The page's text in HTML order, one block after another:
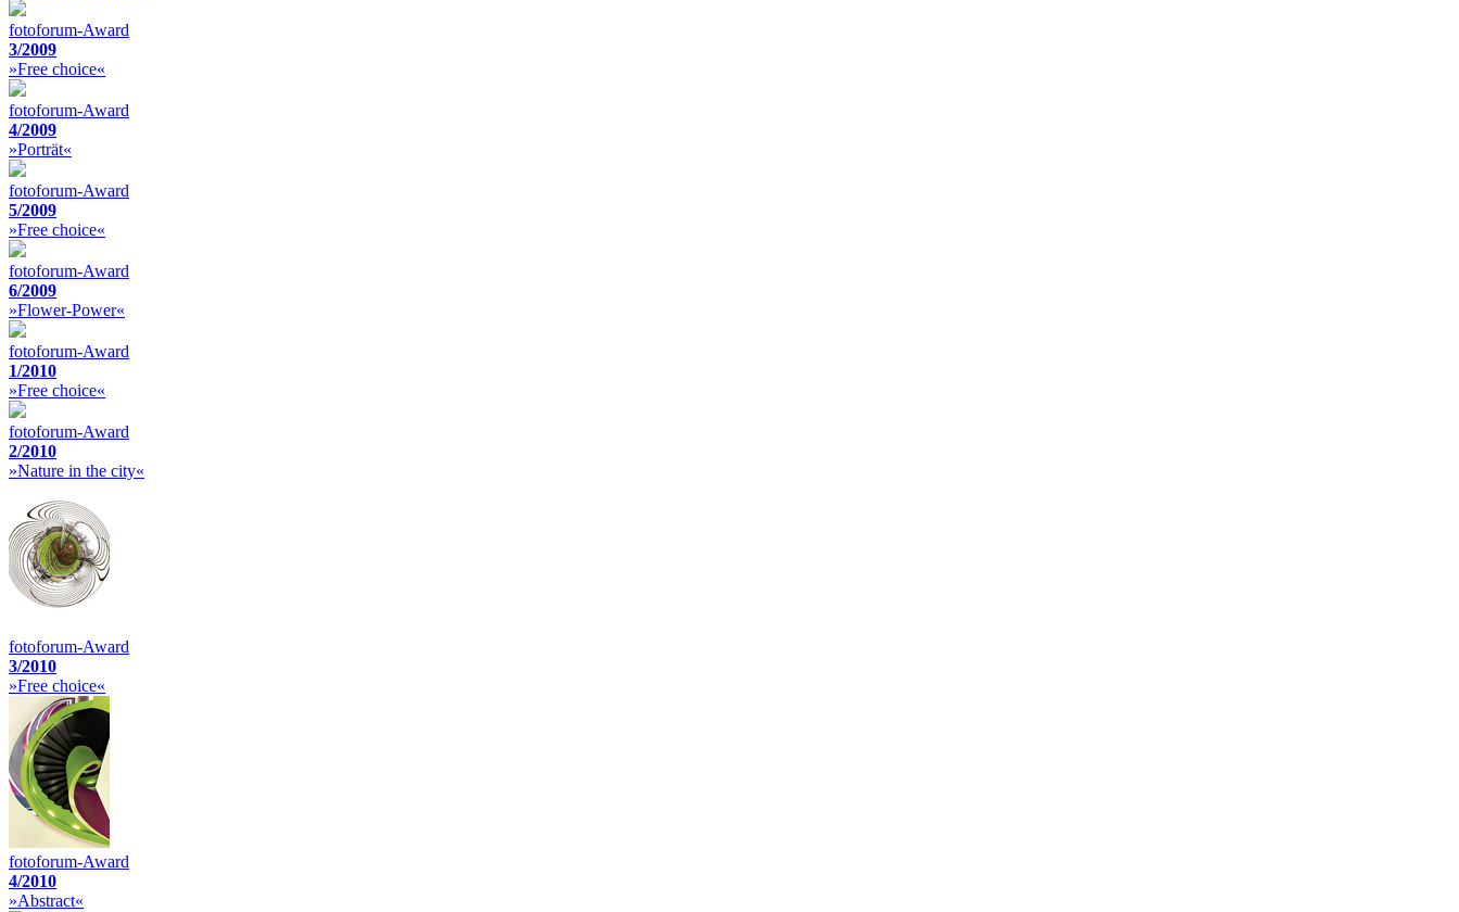
fotoforum-Award
3/2009
»Free choice«
fotoforum-Award
4/2009
»Porträt«
fotoforum-Award
5/2009
»Free choice«
fotoforum-Award
6/2009
»Flower-Power«
fotoforum-Award
1/2010
»Free choice«
fotoforum-Award
2/2010
»Nature in the city«
fotoforum-Award
3/2010
»Free choice«
fotoforum-Award
4/2010
»Abstract«